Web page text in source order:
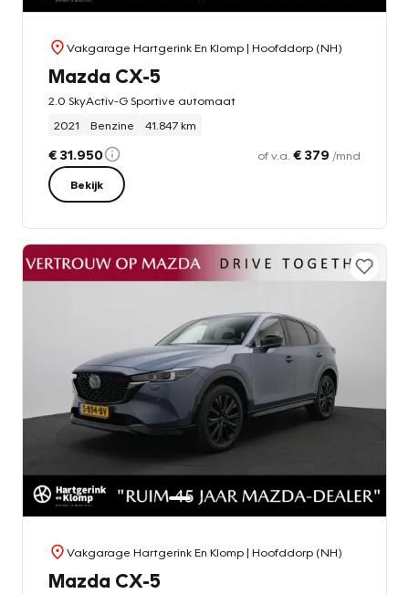
Vakgarage Hartgerink En Klomp| Hoofddorp (NH)
Mazda CX-5
2.0 SkyActiv-G Sportive automaat
2021
Benzine 41.847 km
€ 31.950 of v.a. € 379 /mnd
Bekijk
Vakgarage Hartgerink En Klomp| Hoofddorp (NH)
Mazda CX-5